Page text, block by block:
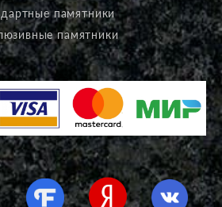
памятники
памятники